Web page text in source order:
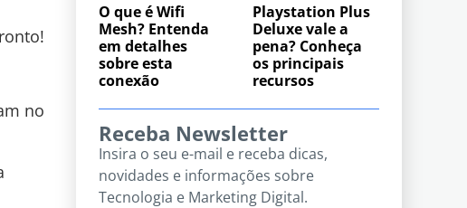
no
O que é Wifi
Mesh? Entenda
em detalhes
sobre esta
conexão
Playstation Plus
Deluxe vale a
pena? Conheça
os principais
recursos
Receba Newsletter
Insira o seu e-mail e receba dicas,
novidades e informações sobre
Tecnologia e Marketing Digital.